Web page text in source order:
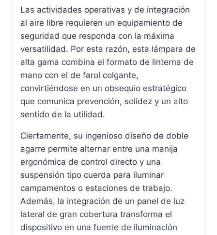
Las actividades operativas y de integración
al aire libre requieren un equipamiento de
seguridad que responda con la máxima
versatilidad. Por esta razón, esta lámpara de
alta gama combina el formato de linterna de
mano con el de farol colgante,
convirtiéndose en un obsequio estratégico
que comunica prevención, solidez y un alto
sentido de la utilidad.
Ciertamente, su ingenioso diseño de doble
agarre permite alternar entre una manija
ergonómica de control directo y una
suspensión tipo cuerda para iluminar
campamentos o estaciones de trabajo.
Además, la integración de un panel de luz
lateral de gran cobertura transforma el
dispositivo en una fuente de iluminación